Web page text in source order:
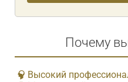
Почему
Высокий